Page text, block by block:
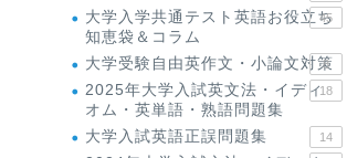
大学入学共通テスト英語お役立ち
知恵袋＆コラム
45
大学受験自由英作文・小論文対策
8
2025年大学入試英文法・イディ
オム・英単語・熟語問題集
18
大学入試英語正誤問題集 14